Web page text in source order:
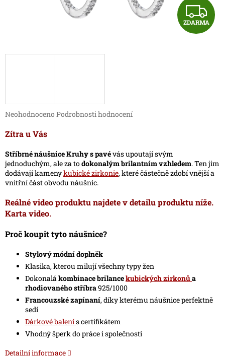
Z
D
ZDARMA
Průměrné
produktu
0,0
z
5
hvězdiček.
Neohodnoceno Podrobnosti hodnocení
Zítra u Vás
Stříbrné náušnice Kruhy s pavévás upoutají svým
jednoduchým, ale za todokonalým brilantním vzhledem. Ten jim
dodávají kamenykubické zirkonie, které částečně zdobí vnější a
vnitřní část obvodu náušnic.
Reálné video produktu najdete v detailu produktu níže.
Karta video.
Proč koupit tyto náušnice?
Stylový módní doplněk
Klasika, kterou milují všechny typy žen
Dokonalákombinace brilancekubických zirkonůa
rhodiovaného stříbra925/1000
Francouzské zapínaní, díky kterému náušnice perfektně
sedí
Dárkové balenís certifikátem
Vhodný šperk do práce i společnosti
Detailní informace